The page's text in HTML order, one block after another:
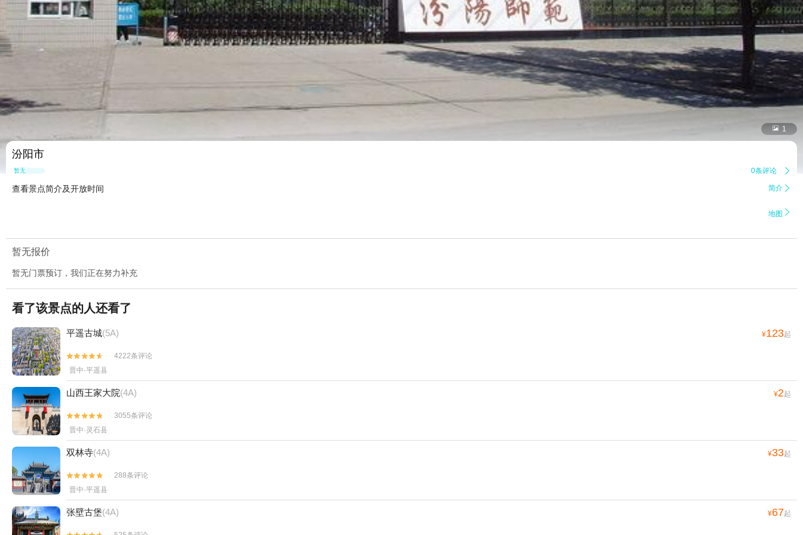
 1
汾阳市
暂无点评 0条评论 
查看景点简介及开放时间 简介 
地图 
暂无报价
暂无门票预订，我们正在努力补充
看了该景点的人还看了
平遥古城(5A) ¥123起


4222条评论
晋中·平遥县
山西王家大院(4A) ¥2起


3055条评论
晋中·灵石县
双林寺(4A) ¥33起


288条评论
晋中·平遥县
张壁古堡(4A) ¥67起